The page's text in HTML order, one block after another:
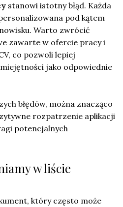
stanowi istotny błąd. Każda
pod kątem
Warto zwrócić
zawarte w ofercie pracy i
co pozwoli lepiej
jako odpowiednie
błędów, można znacząco
rozpatrzenie aplikacji
potencjalnych
w liście
który często może